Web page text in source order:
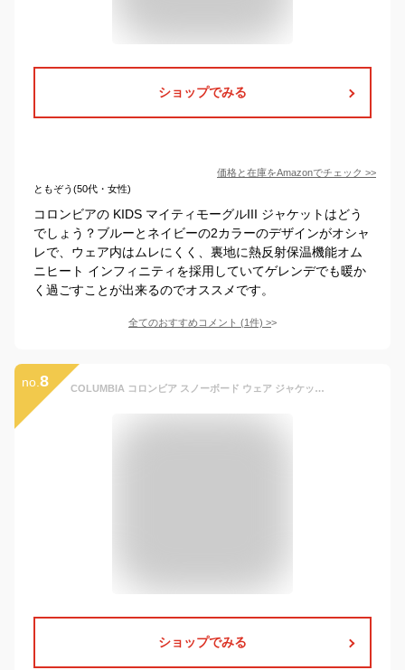
ショップでみる
価格と在庫をAmazonでチェック >>
ともぞう(50代・女性)
コロンビアの KIDS マイティモーグルIII ジャケットはどう
でしょう？ブルーとネイビーの2カラーのデザインがオシャ
レで、ウェア内はムレにくく、裏地に熱反射保温機能オム
ニヒート インフィニティを採用していてゲレンデでも暖か
く過ごすことが出来るのでオススメです。
全てのおすすめコメント (1件) >
no. 8 COLUMBIA コロンビア スノーボード ウェア ジャケット キッズ マイティモーグルIIIジャケット SB8123 24-25 ムラサキスポーツ
ショップでみる